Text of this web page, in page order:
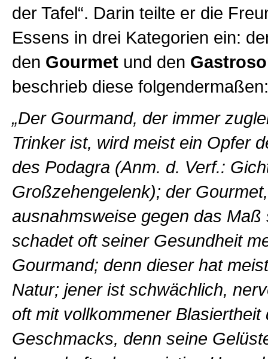
der Tafel“. Darin teilte er die
Essens in drei Kategorien ein:
den Gourmetund den
beschrieb diese folgendermaßen:
„Der Gourmand, der immer
Trinker ist, wird meist ein Opfer
des Podagra (Anm. d. Verf.:
Großzehengelenk); der
ausnahmsweise gegen das Maß
schadet oft seiner Gesundheit
Gourmand; denn dieser hat
Natur; jener ist schwächlich,
oft mit vollkommener Blasiertheit
Geschmacks, denn seine